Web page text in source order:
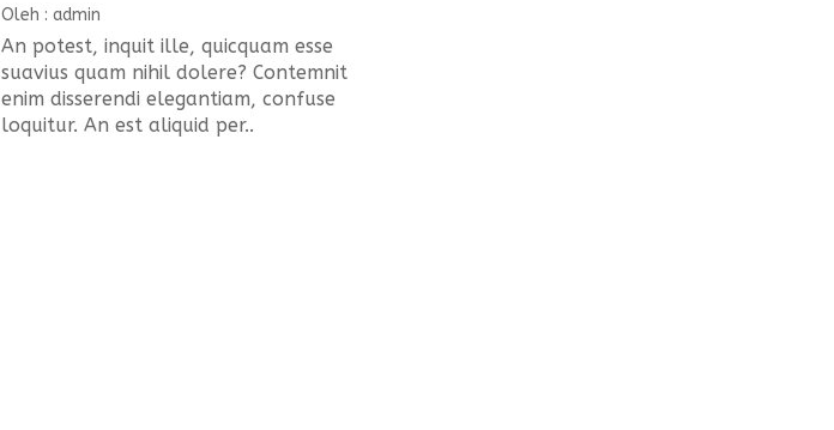
Oleh : admin
An potest, inquit ille, quicquam esse
suavius quam nihil dolere? Contemnit
enim disserendi elegantiam, confuse
loquitur. An est aliquid per..